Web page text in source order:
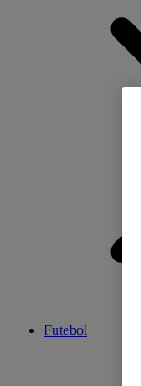
Futebol